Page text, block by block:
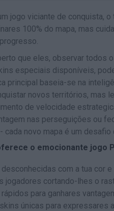
jogo viciante de conquista,
100% do mapa, mas
que eles, observar todos
especiais disponíveis,
principal baseia-se na
novos territórios, mas
de velocidade
nas perseguições ou
cada novo mapa é um
o emocionante jogo
com a tua cor
jogadores cortando-lhes o
para ganhares
únicas para expressares